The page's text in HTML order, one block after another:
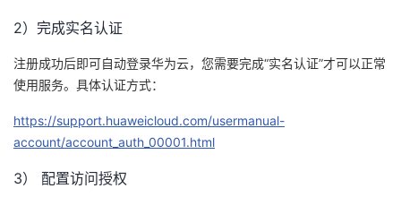
我
的
博
我
的
我
2）完成实名认证
注册成功后即可自动登录华为云，您需要完成“实名认证”才可以正常
使用服务。具体认证方式：
https://support.huaweicloud.com/usermanual-
account/account_auth_00001.html
3） 配置访问授权